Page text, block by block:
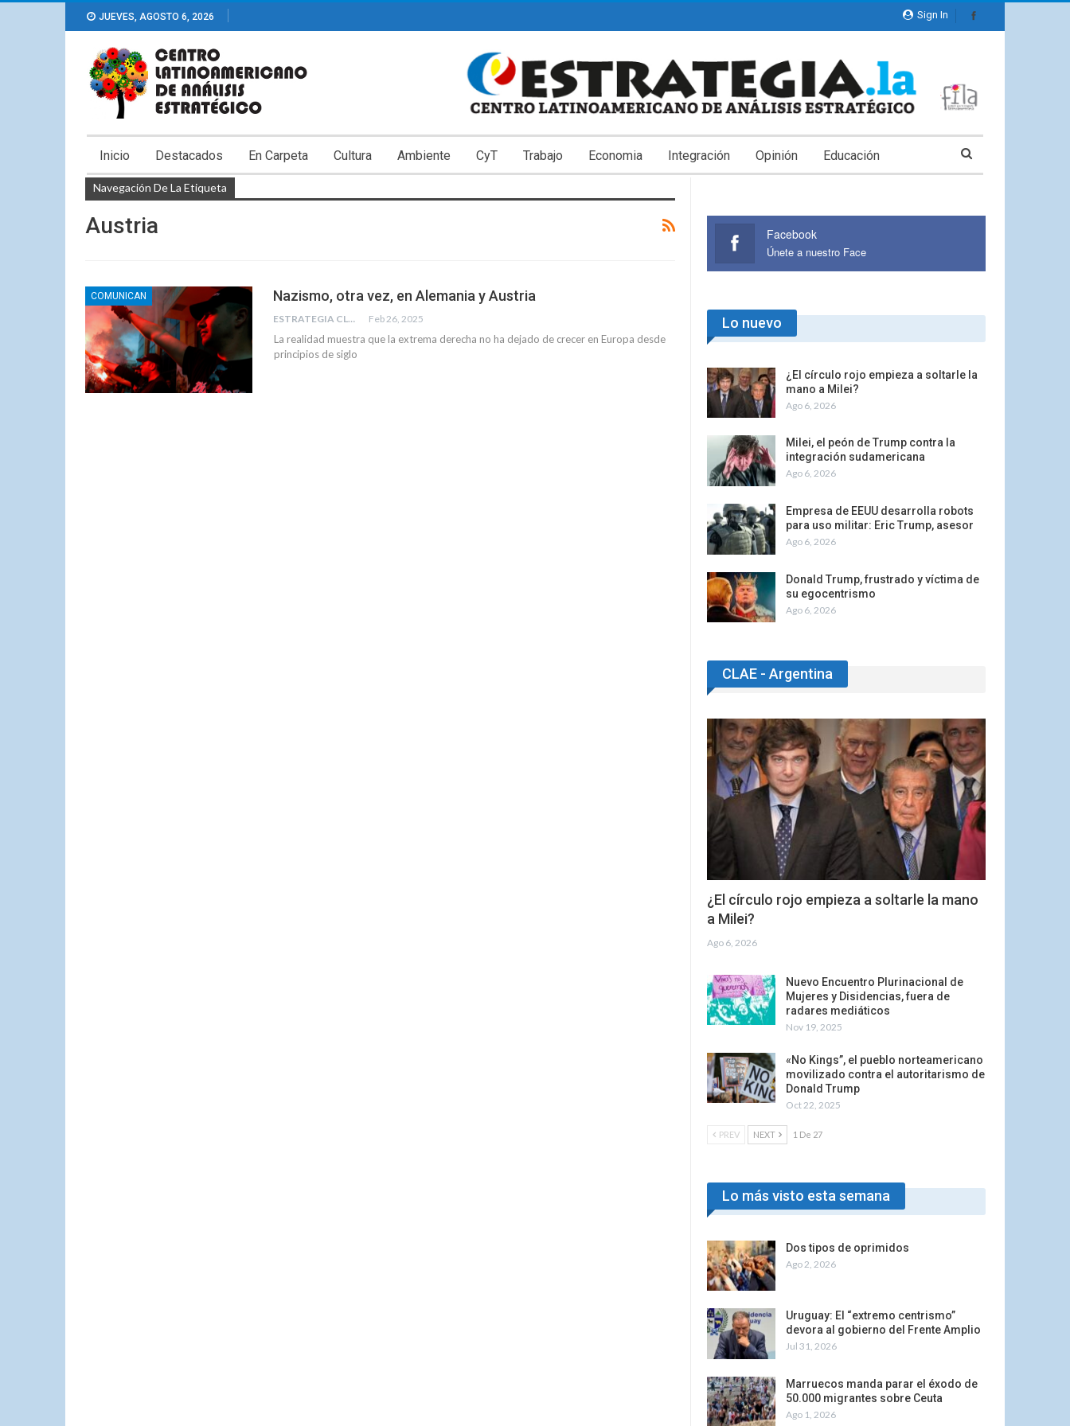
Sign In
JUEVES, AGOSTO 6, 2026
Inicio Destacados En Carpeta Cultura Ambiente CyT Trabajo Economia Integración Opinión Educación
Navegación De La Etiqueta
Austria
COMUNICAN Nazismo, otra vez, en Alemania y Austria
ESTRATEGIA CLAE Feb 26, 2025
La realidad muestra que la extrema derecha no ha dejado de crecer en Europa desde
principios de siglo
Facebook
Únete a nuestro Face
Lo nuevo
¿El círculo rojo empieza a soltarle la
mano a Milei?
Ago 6, 2026
Milei, el peón de Trump contra la
integración sudamericana
Ago 6, 2026
Empresa de EEUU desarrolla robots
para uso militar: Eric Trump, asesor
Ago 6, 2026
Donald Trump, frustrado y víctima de
su egocentrismo
Ago 6, 2026
CLAE - Argentina
¿El círculo rojo empieza a soltarle la mano
a Milei?
Ago 6, 2026
Nuevo Encuentro Plurinacional de
Mujeres y Disidencias, fuera de
radares mediáticos
Nov 19, 2025
«No Kings”, el pueblo norteamericano
movilizado contra el autoritarismo de
Donald Trump
Oct 22, 2025
PREV NEXT 1 De 27
Lo más visto esta semana
Dos tipos de oprimidos
Ago 2, 2026
Uruguay: El “extremo centrismo”
devora al gobierno del Frente Amplio
Jul 31, 2026
Marruecos manda parar el éxodo de
50.000 migrantes sobre Ceuta
Ago 1, 2026